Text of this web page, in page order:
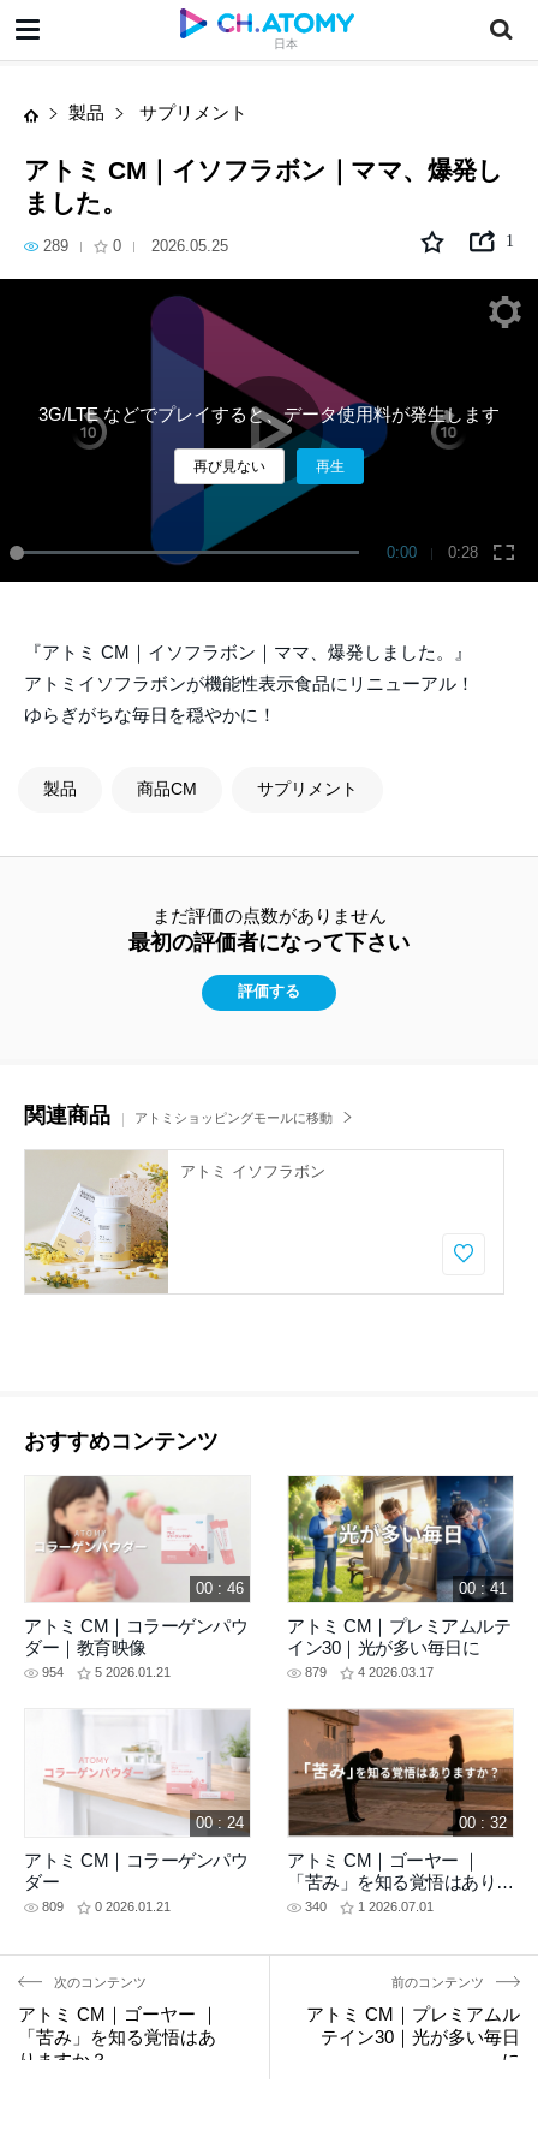
日本
製品 サプリメント
アトミ CM｜イソフラボン｜ママ、爆発し
ました。
289 0 2026.05.25 1
0:00 0:28
3G/LTE などでプレイすると、データ使用料が発生します
再び見ない 再生
『アトミ CM｜イソフラボン｜ママ、爆発しました。』
アトミイソフラボンが機能性表示食品にリニューアル！
ゆらぎがちな毎日を穏やかに！
製品 商品CM サプリメント
まだ評価の点数がありません
最初の評価者になって下さい
評価する
関連商品 アトミショッピングモールに移動
アトミ イソフラボン
おすすめコンテンツ
アトミ CM｜コラーゲンパウ
ダー｜教育映像
954 5 2026.01.21
00 : 46
アトミ CM｜プレミアムルテ
イン30｜光が多い毎日に
879 4 2026.03.17
00 : 41
アトミ CM｜コラーゲンパウ
ダー
809 0 2026.01.21
00 : 24
アトミ CM｜ゴーヤー ｜
「苦み」を知る覚悟はありま
すか？
340 1 2026.07.01
00 : 32
次のコンテンツ
アトミ CM｜ゴーヤー ｜
「苦み」を知る覚悟はあ
りますか？
前のコンテンツ
アトミ CM｜プレミアムル
テイン30｜光が多い毎日
に